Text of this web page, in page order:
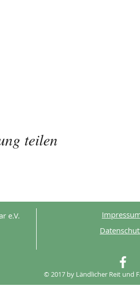
teilen
e.V.
© 2017 by Ländlicher Reit und